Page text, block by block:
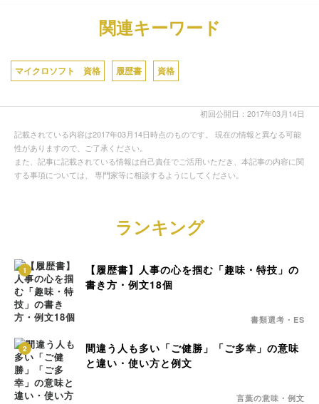
関連キーワード
マイクロソフト 資格 履歴書 資格
初回公開日：2017年03月14日
記載されている内容は2017年03月14日時点のものです。 現在の情報と異なる可能
性がありますので、ご了承ください。
また、記事に記載されている情報は自己責任でご活用いただき、本記事の内容に関
する事項については、 専門家等に相談するようにしてください。
ランキング
1
【履歴書】人事の心を掴む「趣味・特技」の
書き方・例文18個
書類選考・ES
2
間違う人も多い「ご健勝」「ご多幸」の意味
と違い・使い方と例文
言葉の意味・例文